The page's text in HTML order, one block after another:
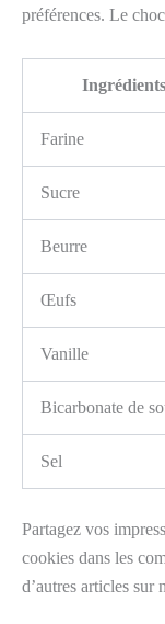
préférences. Le
Ingrédients
Farine
Sucre
Beurre
Œufs
Vanille
Bicarbonate de
Sel
Partagez vos
cookies dans les
d’autres articles sur